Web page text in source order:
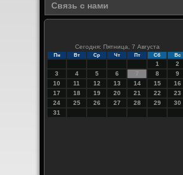
Связь с нами
Сегодня: Пятница, 7 Августа
Пн Вт Ср Чт Пт Сб Вс
1
2
3
4 5 6 7 8
9
10
11 12 13 14 15
16
17
18 19 20 21 22
23
24
25 26 27 28 29
30
31